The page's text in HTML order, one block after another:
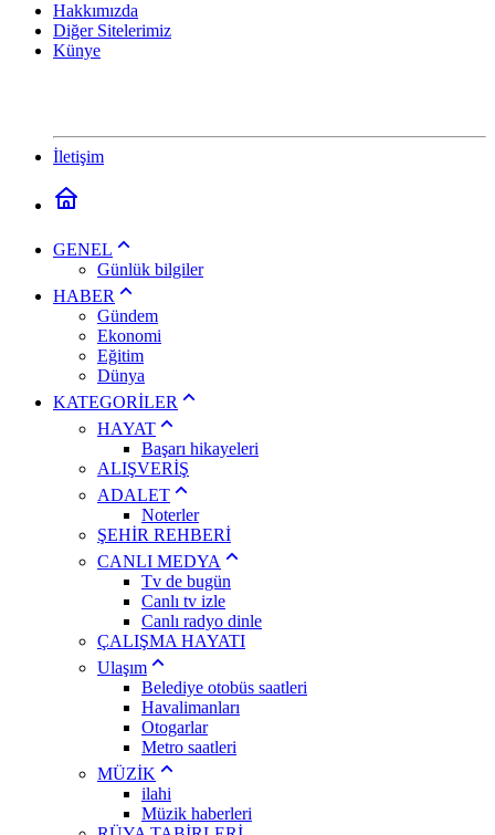
Hakkımızda
Diğer Sitelerimiz
Künye
İletişim
GENEL
Günlük bilgiler
HABER
Gündem
Ekonomi
Eğitim
Dünya
KATEGORİLER
HAYAT
Başarı hikayeleri
ALIŞVERİŞ
ADALET
Noterler
ŞEHİR REHBERİ
CANLI MEDYA
Tv de bugün
Canlı tv izle
Canlı radyo dinle
ÇALIŞMA HAYATI
Ulaşım
Belediye otobüs saatleri
Havalimanları
Otogarlar
Metro saatleri
MÜZİK
ilahi
Müzik haberleri